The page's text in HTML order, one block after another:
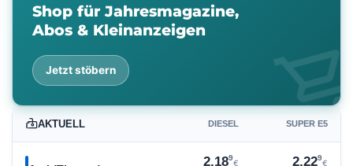
Shop für Jahresmagazine,
Abos & Kleinanzeigen
Jetzt stöbern
AKTUELL DIESEL SUPER E5
2,189
€ 2,229
€